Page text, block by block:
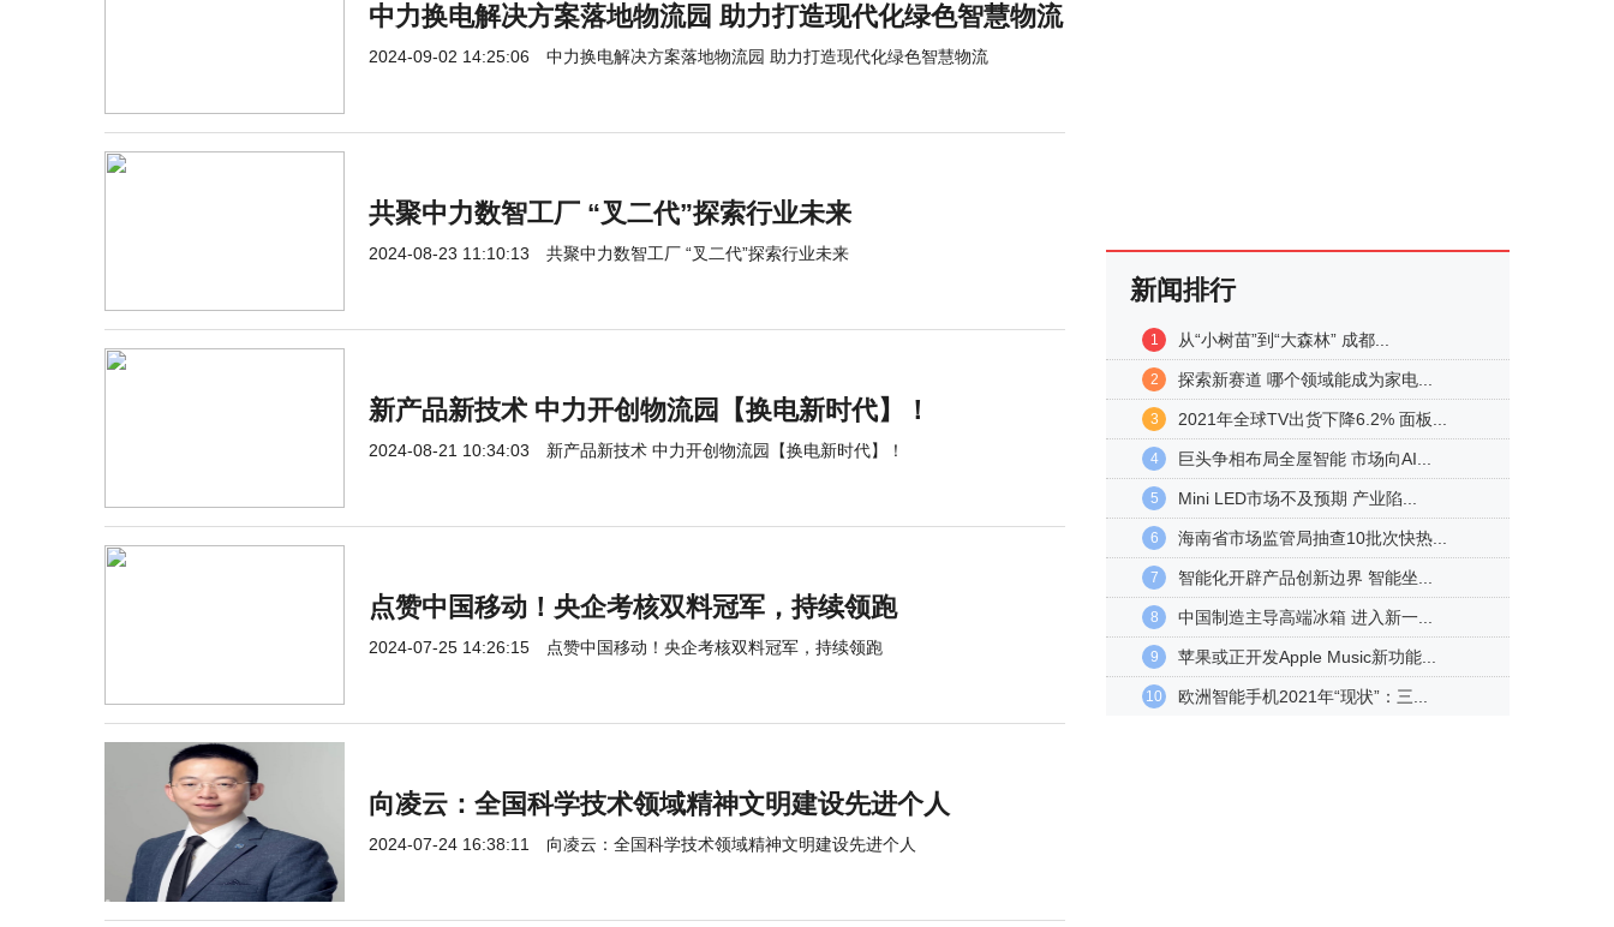
中力换电解决方案落地物流园 助力打造现代化绿色智慧物流
2024-09-02 14:25:06 中力换电解决方案落地物流园 助力打造现代化绿色智慧物流
共聚中力数智工厂 “叉二代”探索行业未来
2024-08-23 11:10:13 共聚中力数智工厂 “叉二代”探索行业未来
新产品新技术 中力开创物流园【换电新时代】！
2024-08-21 10:34:03 新产品新技术 中力开创物流园【换电新时代】！
点赞中国移动！央企考核双料冠军，持续领跑
2024-07-25 14:26:15 点赞中国移动！央企考核双料冠军，持续领跑
向凌云：全国科学技术领域精神文明建设先进个人
2024-07-24 16:38:11 向凌云：全国科学技术领域精神文明建设先进个人
新闻排行
1 从“小树苗”到“大森林” 成都...
2 探索新赛道 哪个领域能成为家电...
3 2021年全球TV出货下降6.2% 面板...
4 巨头争相布局全屋智能 市场向AI...
5 Mini LED市场不及预期 产业陷...
6 海南省市场监管局抽查10批次快热...
7 智能化开辟产品创新边界 智能坐...
8 中国制造主导高端冰箱 进入新一...
9 苹果或正开发Apple Music新功能...
10 欧洲智能手机2021年“现状”：三...